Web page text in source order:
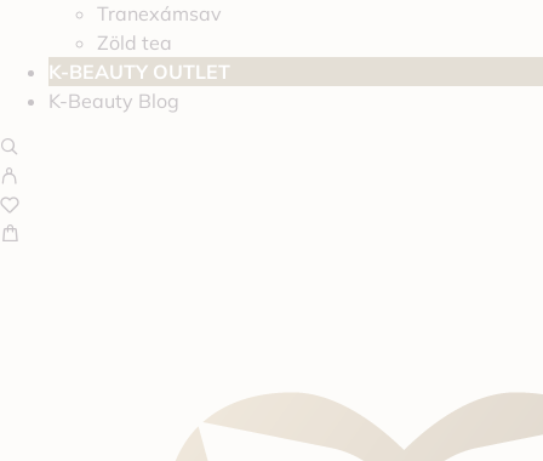
Tranexámsav
Zöld tea
K-BEAUTY OUTLET
K-Beauty Blog